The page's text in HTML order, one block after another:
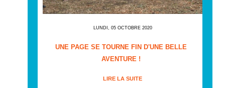
LUNDI, 05 OCTOBRE 2020
UNE PAGE SE TOURNE FIN D'UNE BELLE
AVENTURE !
LIRE LA SUITE